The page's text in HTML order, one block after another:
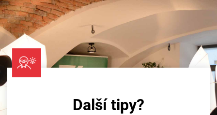
Další tipy?